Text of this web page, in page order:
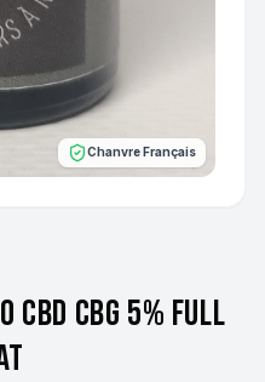
Chanvre Français
CBG 5% full